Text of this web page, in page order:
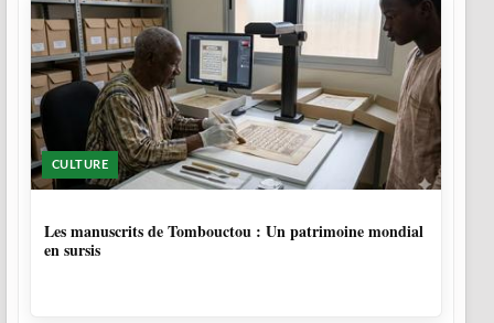
CULTURE
Les manuscrits de Tombouctou : Un patrimoine mondial
en sursis